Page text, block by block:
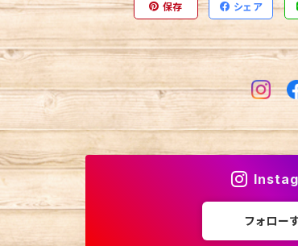
保存 シェア
フォロー